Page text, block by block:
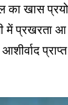
का खास
प्रखरता आ